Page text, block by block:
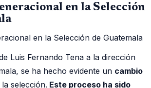
en la Selección
Luis Fernando Tena a la dirección
se ha hecho evidente un cambio
selección. Este proceso ha sido